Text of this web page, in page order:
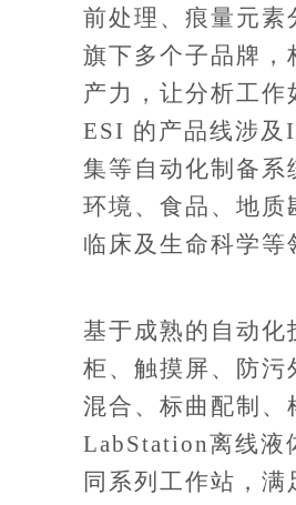
前处理、痕量元
旗下多个子品牌
产力，让分析工
ESI 的产品线涉及
集等自动化制备
环境、食品、地
临床及生命科学等
基于成熟的自动
柜、触摸屏、防
混合、标曲配制
LabStation离线液
同系列工作站，